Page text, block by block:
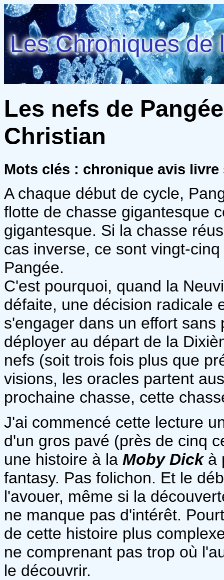
Les Chroniques de
Les nefs de
Christian
Mots clés : chronique avis
A chaque début de cycle,
flotte de chasse gigantesque
gigantesque. Si la chasse
cas inverse, ce sont vingt-
Pangée.
C'est pourquoi, quand la
défaite, une décision radicale
s'engager dans un effort
déployer au départ de la
nefs (soit trois fois plus que
visions, les oracles partent
prochaine chasse, cette
J'ai commencé cette lecture
d'un gros pavé (près de cinq
une histoire à la Moby Dick à
fantasy. Pas folichon. Et le
l'avouer, même si la
ne manque pas d'intérêt.
de cette histoire plus
ne comprenant pas trop où
le découvrir.